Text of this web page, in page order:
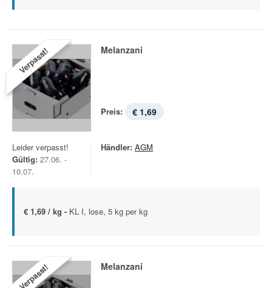
Verpasst! Melanzani
Preis: € 1,69
Leider verpasst!
Gültig: 27.06. -
10.07.
Händler: AGM
€ 1,69 / kg - KL I, lose, 5 kg per kg
Verpasst! Melanzani